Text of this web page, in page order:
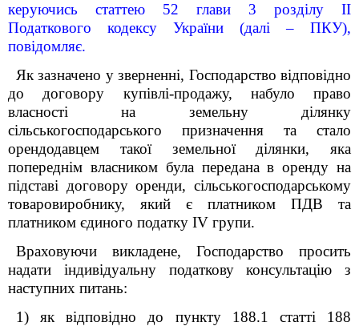
керуючись статтею 52 глави 3 розділу ІІ
Податкового кодексу України (далі – ПКУ),
повідомляє.
Як зазначено у зверненні, Господарство відповідно
до договору купівлі-продажу, набуло право
власності на земельну ділянку
сільськогосподарського призначення та стало
орендодавцем такої земельної ділянки, яка
попереднім власником була передана в оренду на
підставі договору оренди, сільськогосподарському
товаровиробнику, який є платником ПДВ та
платником єдиного податку ІV групи.
Враховуючи викладене, Господарство просить
надати індивідуальну податкову консультацію з
наступних питань:
1) як відповідно до пункту 188.1 статті 188